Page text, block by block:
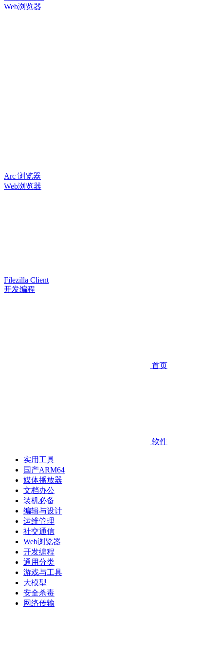
Web浏览器
Arc 浏览器
Web浏览器
Filezilla Client
开发编程
首页
软件
实用工具
国产ARM64
媒体播放器
文档办公
装机必备
编辑与设计
运维管理
社交通信
Web浏览器
开发编程
通用分类
游戏与工具
大模型
安全杀毒
网络传输